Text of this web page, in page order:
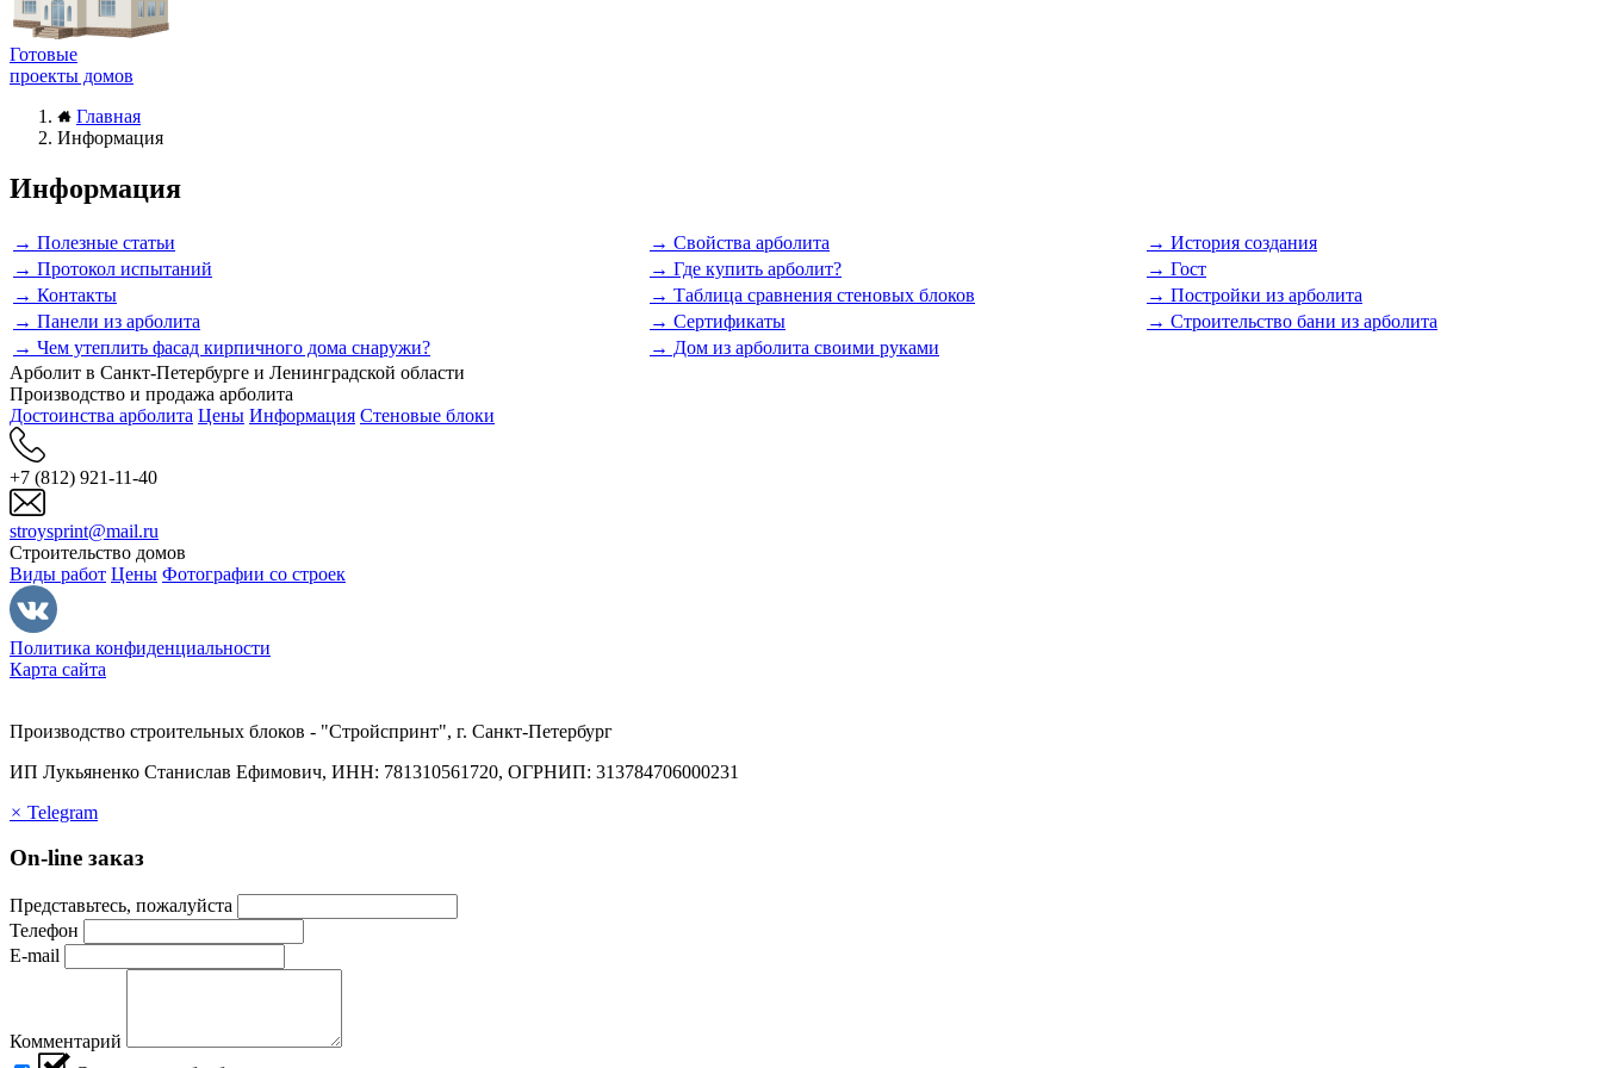
Готовые
проекты домов
Главная
Информация
Информация
→ Полезные статьи → Свойства арболита
→ История создания
→ Протокол испытаний
→ Где купить арболит?
→ Гост
→ Контакты
→ Таблица сравнения стеновых блоков
→ Постройки из арболита
→ Панели из арболита
→ Сертификаты
→ Строительство бани из арболита
→ Чем утеплить фасад кирпичного дома снаружи?
→ Дом из арболита своими руками
Арболит в Санкт-Петербурге и Ленинградской области
Производство и продажа арболита
Достоинства арболита Цены Информация Стеновые блоки
+7 (812) 921-11-40
stroysprint@mail.ru
Строительство домов
Виды работ Цены Фотографии со строек
Политика конфиденциальности
Карта сайта
Производство строительных блоков - "Стройспринт", г. Санкт-Петербург
ИП Лукьяненко Станислав Ефимович, ИНН: 781310561720, ОГРНИП: 313784706000231
× Telegram
On-line заказ
Представьтесь, пожалуйста
Телефон
E-mail
Комментарий